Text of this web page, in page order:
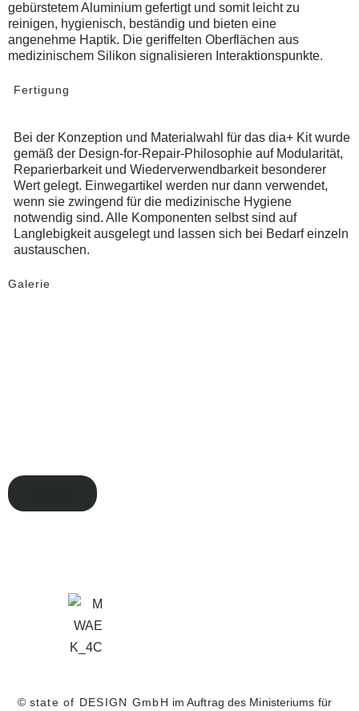
gebürstetem Aluminium gefertigt und somit leicht zu
reinigen, hygienisch, beständig und bieten eine
angenehme Haptik. Die geriffelten Oberflächen aus
medizinischem Silikon signalisieren Interaktionspunkte.
Fertigung
Bei der Konzeption und Materialwahl für das dia+ Kit wurde
gemäß der Design-for-Repair-Philosophie auf Modularität,
Reparierbarkeit und Wiederverwendbarkeit besonderer
Wert gelegt. Einwegartikel werden nur dann verwendet,
wenn sie zwingend für die medizinische Hygiene
notwendig sind. Alle Komponenten selbst sind auf
Langlebigkeit ausgelegt und lassen sich bei Bedarf einzeln
austauschen.
Galerie
© state of DESIGN GmbH im Auftrag des Ministeriums für